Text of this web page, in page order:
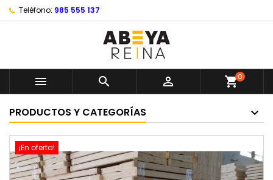
Teléfono: 985 555 137
   shopping_cart0
PRODUCTOS Y CATEGORÍAS
¡En oferta!